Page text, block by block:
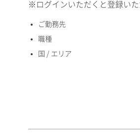
国 / エリア
※ログインいただくと登録いた
ご勤務先
職種
国 / エリア